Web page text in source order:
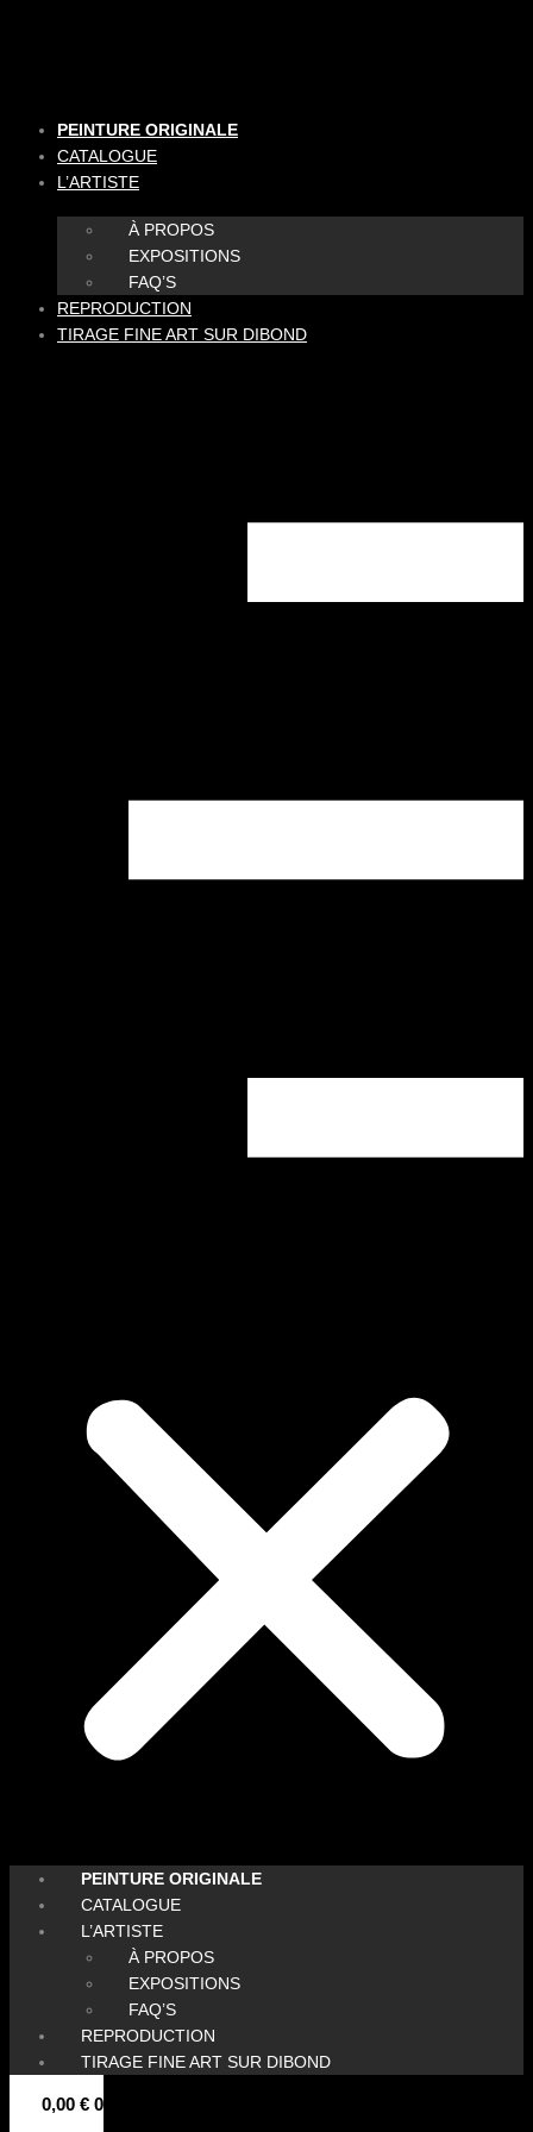
PEINTURE ORIGINALE
CATALOGUE
L’ARTISTE
À PROPOS
EXPOSITIONS
FAQ’S
REPRODUCTION
TIRAGE FINE ART SUR DIBOND
PEINTURE ORIGINALE
CATALOGUE
L’ARTISTE
À PROPOS
EXPOSITIONS
FAQ’S
REPRODUCTION
TIRAGE FINE ART SUR DIBOND
0,00 € 0